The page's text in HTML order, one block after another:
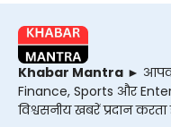
Khabar Mantra ►
Finance, Sports और
विश्वसनीय खबरें प्रदान करता